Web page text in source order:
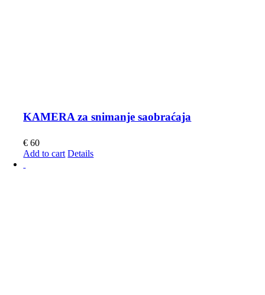
KAMERA za snimanje saobraćaja
€ 60
Add to cart Details